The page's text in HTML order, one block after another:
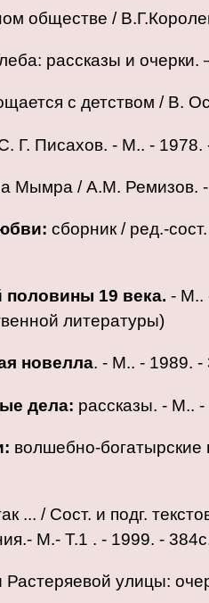
обществе /
рассказы и
с детством / В.
Г. Писахов. - М.. - 1978.
Мымра / А.М. Ремизов. -
сборник / ред.-
половины 19 века. - М..
литературы)
новелла. - М.. - 1989. -
дела: рассказы. - М..
волшебно-богатырские
... / Сост. и подг.
М.- Т.1 . - 1999. -
улицы: